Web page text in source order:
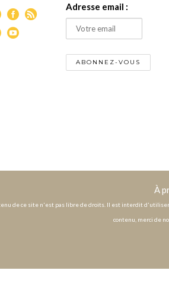
Adresse email :
À
de ce site n'est pas libre de droits. Il est interdit
contenu, merci de